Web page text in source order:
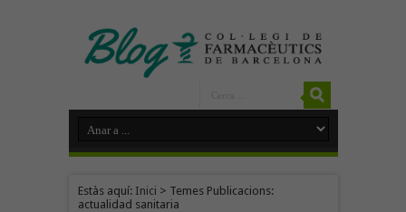
Estàs aquí: Inici > Temes Publicacions:
actualidad sanitaria